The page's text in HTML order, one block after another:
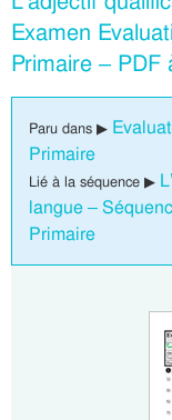
Examen
Primaire – PDF
Paru dans ▶
Primaire
Lié à la séquence ▶
langue –
Primaire